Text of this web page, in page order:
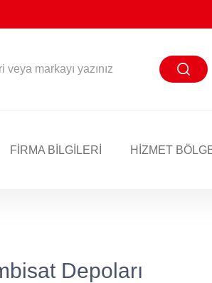
FİRMA BİLGİLERİ HIZMET
Depoları